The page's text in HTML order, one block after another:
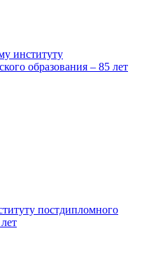
в
08.06.2026
и Крыму — цены,
в ближайшее
работы ведутся
институту
образования – 85 лет
постдипломного